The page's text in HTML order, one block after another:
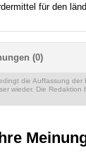
für den
(0)
die Auffassung der
wieder. Die Redaktion